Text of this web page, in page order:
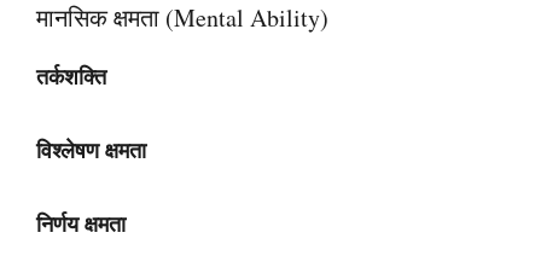
मानसिक क्षमता (Mental Ability)
तर्कशक्ति
विश्लेषण क्षमता
निर्णय क्षमता